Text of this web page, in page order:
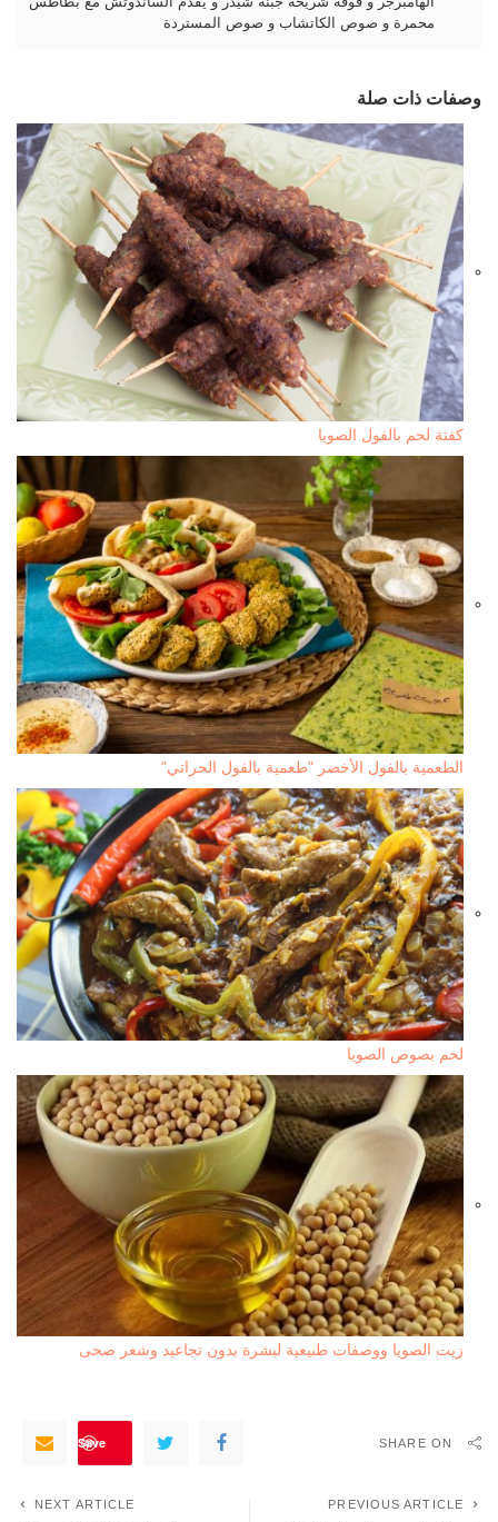
محمرة و صوص الكاتشاب و صوص المستردة
وصفات ذات صلة
كفتة لحم بالفول الصويا
الطعمية بالفول الأخضر "طعمية بالفول الحراتي"
لحم بصوص الصويا
زيت الصويا ووصفات طبيعية لبشرة بدون تجاعيد وشعر صحى
SHARE ON
Save
PREVIOUS ARTICLE
NEXT ARTICLE